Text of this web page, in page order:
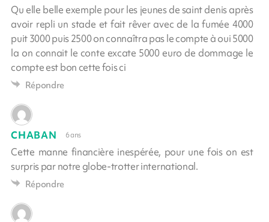
Qu elle belle exemple pour les jeunes de saint denis après
avoir repli un stade et fait rêver avec de la fumée 4000
puit 3000 puis 2500 on connaîtra pas le compte à oui 5000
la on connait le conte excate 5000 euro de dommage le
compte est bon cette fois ci
Répondre
CHABAN 6 ans
Cette manne financière inespérée, pour une fois on est
surpris par notre globe-trotter international.
Répondre